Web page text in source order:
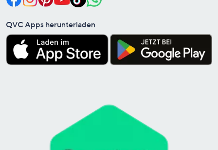
QVC Apps herunterladen